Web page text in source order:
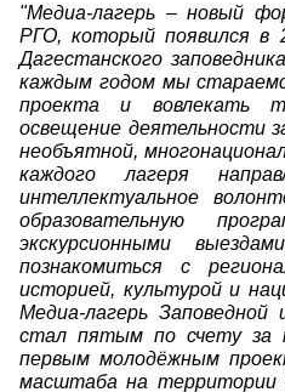
"Медиа-лагерь –новый
РГО, который появился в
Дагестанского
каждым годом мы
проекта и вовлекать
освещение деятельности
необъятной,
каждого лагеря
интеллектуальное
образовательную
экскурсионными
познакомиться с
историей, культурой и
Медиа-лагерь
стал пятым по счету за
первым молодёжным
масштаба на территории